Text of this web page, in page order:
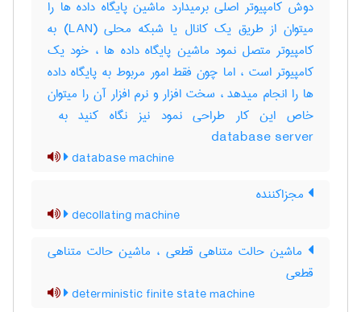
دوش کامپیوتر اصلی برمیدارد ماشین پایگاه داده ها را
میتوان از طریق یک کانال یا شبکه محلی (‎LAN) به
کامپیوتر متصل نمود ماشین پایگاه داده ها ، خود یک
کامپیوتر است ، اما چون فقط امور مربوط به پایگاه داده
ها را انجام میدهد ، سخت افزار و نرم افزار آن را میتوان
database server
database machine
مجزاکننده
decollating machine
ماشین حالت متناهی قطعی ، ماشین حالت ‌متناهی
قطعی
deterministic finite state machine